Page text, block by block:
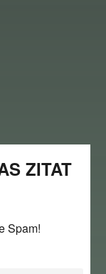
ZITAT
Spam!